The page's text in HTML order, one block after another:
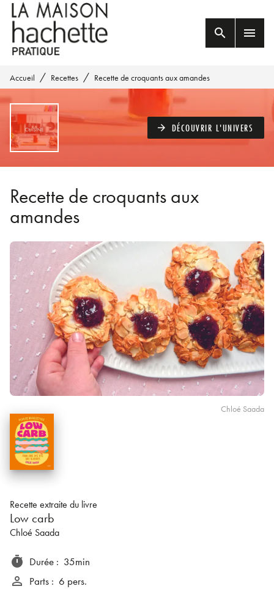
MENU RECHERCHE
PIED DE PAGE
search menu
Accueil / Recettes / Recette de croquants aux amandes
arrow_forward DÉCOUVRIR L'UNIVERS
Recette de croquants aux
amandes
Chloé Saada
Recette extraite du livre
Low carb
Chloé Saada
timer Durée : 35min
person_outline Parts : 6 pers.